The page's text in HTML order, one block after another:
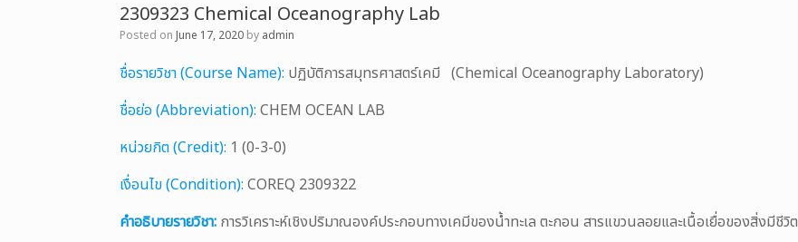
2309323 Chemical Oceanography Lab
Posted on June 17, 2020 by admin
ชื่อรายวิชา (Course Name): ปฏิบัติการสมุทรศาสตร์เคมี (Chemical Oceanography Laboratory)
ชื่อย่อ (Abbreviation): CHEM OCEAN LAB
หน่วยกิต (Credit): 1 (0-3-0)
เงื่อนไข (Condition): COREQ 2309322
คำอธิบายรายวิชา: การวิเคราะห์เชิงปริมาณองค์ประกอบทางเคมีของน้ำทะเล ตะกอน สารแขวนลอยและเนื้อเยื่อของสิ่งมีชีวิต